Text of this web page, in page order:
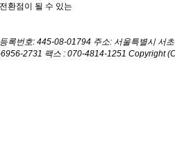
환점이 될 수 있는
록번호: 445-08-01794 주소: 서울특별시 서
2731 팩스 : 070-4814-1251 Copyright